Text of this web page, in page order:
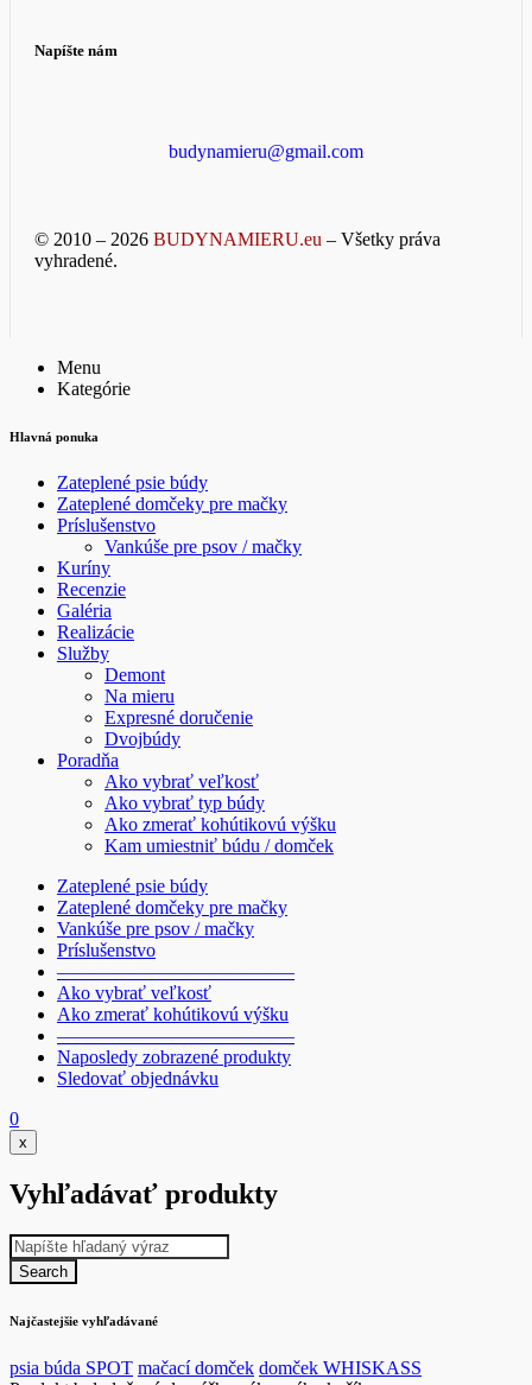
Napíšte nám
budynamieru@gmail.com
© 2010 – 2026 BUDYNAMIERU.eu – Všetky práva
vyhradené.
Menu
Kategórie
Hlavná ponuka
Zateplené psie búdy
Zateplené domčeky pre mačky
Príslušenstvo
Vankúše pre psov / mačky
Kuríny
Recenzie
Galéria
Realizácie
Služby
Demont
Na mieru
Expresné doručenie
Dvojbúdy
Poradňa
Ako vybrať veľkosť
Ako vybrať typ búdy
Ako zmerať kohútikovú výšku
Kam umiestniť búdu / domček
Zateplené psie búdy
Zateplené domčeky pre mačky
Vankúše pre psov / mačky
Príslušenstvo
————————————–
Ako vybrať veľkosť
Ako zmerať kohútikovú výšku
————————————–
Naposledy zobrazené produkty
Sledovať objednávku
0
x
Vyhľadávať produkty
Najčastejšie vyhľadávané
psia búda SPOT mačací domček domček WHISKASS